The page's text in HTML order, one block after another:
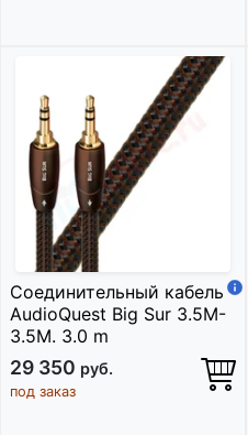
Соединительный кабель
AudioQuest Big Sur 3.5M-
3.5M. 3.0 m
29 350 руб.
под заказ